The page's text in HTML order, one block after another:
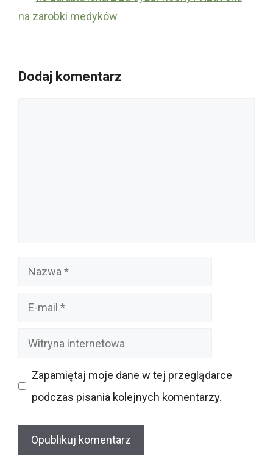
na zarobki medyków
Dodaj komentarz
Nazwa
Witryna
Zapamiętaj moje dane w tej przeglądarce
podczas pisania kolejnych komentarzy.